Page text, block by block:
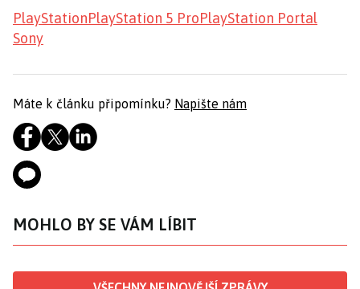
PlayStationPlayStation 5 ProPlayStation Portal
Sony
Máte k článku připomínku? Napište nám
MOHLO BY SE VÁM LÍBIT